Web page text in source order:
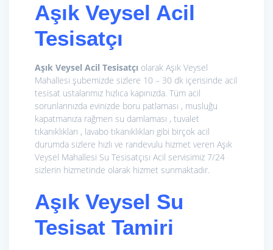
Aşık Veysel Acil
Tesisatçı
Aşık Veysel Acil Tesisatçı olarak Aşık Veysel
Mahallesi şubemizde sizlere 10 – 30 dk içerisinde acil
tesisat ustalarımız hızlıca kapınızda. Tüm acil
sorunlarınızda evinizde boru patlaması , musluğu
kapatmanıza rağmen su damlaması , tuvalet
tıkanıklıkları , lavabo tıkanıklıkları gibi birçok acil
durumda sizlere hızlı ve randevulu hizmet veren Aşık
Veysel Mahallesi Su Tesisatçısı Acil servisimiz 7/24
sizlerin hizmetinde olarak hizmet sunmaktadır.
Aşık Veysel Su
Tesisat Tamiri